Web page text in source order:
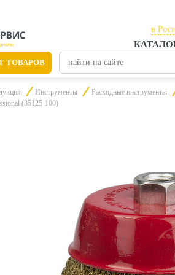
в
в
ТОВАРОВ
для отделки
Инструменты Расходные инструменты
(35125-100)